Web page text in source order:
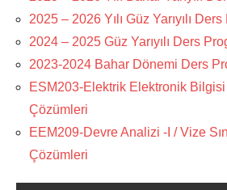
2025 – 2026 Yılı Güz Yarıyılı
2024 – 2025 Güz Yarıyılı Ders
2023-2024 Bahar Dönemi Ders
ESM203-Elektrik Elektronik
Çözümleri
EEM209-Devre Analizi -I / Vize
Çözümleri